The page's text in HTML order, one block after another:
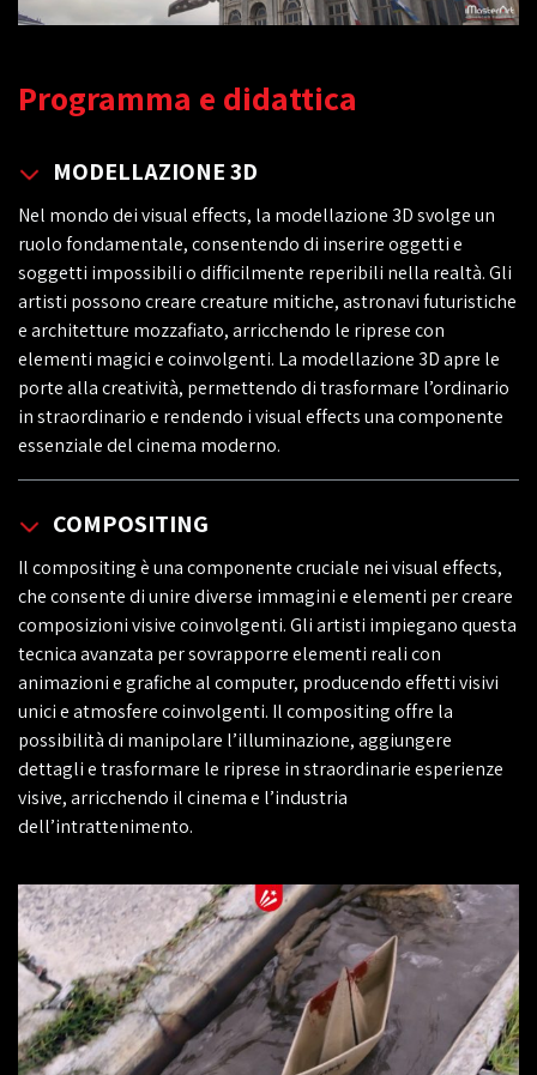
Programma e didattica
MODELLAZIONE 3D
Nel mondo dei visual effects, la modellazione 3D svolge un
ruolo fondamentale, consentendo di inserire oggetti e
soggetti impossibili o difficilmente reperibili nella realtà. Gli
artisti possono creare creature mitiche, astronavi futuristiche
e architetture mozzafiato, arricchendo le riprese con
elementi magici e coinvolgenti. La modellazione 3D apre le
porte alla creatività, permettendo di trasformare l’ordinario
in straordinario e rendendo i visual effects una componente
essenziale del cinema moderno.
COMPOSITING
Il compositing è una componente cruciale nei visual effects,
che consente di unire diverse immagini e elementi per creare
composizioni visive coinvolgenti. Gli artisti impiegano questa
tecnica avanzata per sovrapporre elementi reali con
animazioni e grafiche al computer, producendo effetti visivi
unici e atmosfere coinvolgenti. Il compositing offre la
possibilità di manipolare l’illuminazione, aggiungere
dettagli e trasformare le riprese in straordinarie esperienze
visive, arricchendo il cinema e l’industria
dell’intrattenimento.